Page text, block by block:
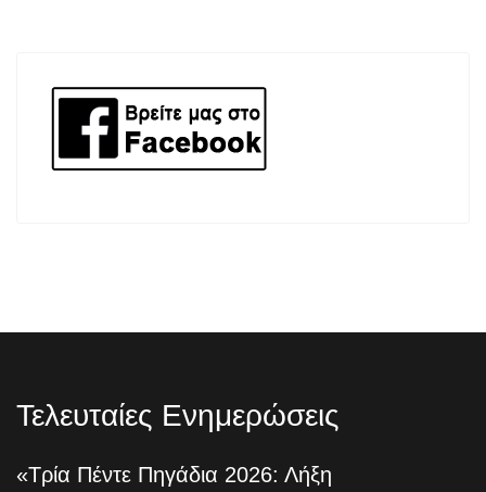
Τελευταίες Ενημερώσεις
«Τρία Πέντε Πηγάδια 2026: Λήξη